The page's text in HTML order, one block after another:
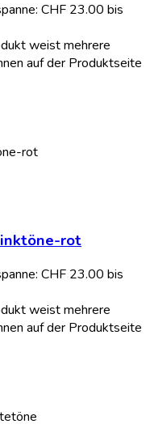
CHF 23.00 bis
weist mehrere
auf der Produktseite
rot
CHF 23.00 bis
weist mehrere
auf der Produktseite